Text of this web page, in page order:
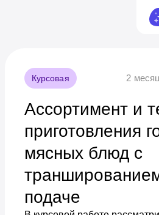
Курсовая 2
Ассортимент и
приготовления
мясных блюд с
подаче